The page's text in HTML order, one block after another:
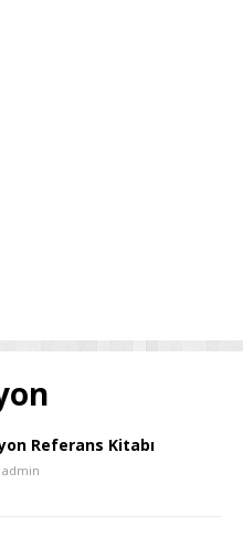
Referans Kitabı
admin